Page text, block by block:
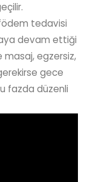
tedavisi
devam ettiği
masaj, egzersiz,
gece
fazda düzenli